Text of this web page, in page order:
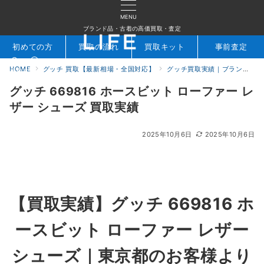
MENU
ブランド品・古着の高価買取・査定
検索 お問合せ
初めての方 買取の流れ 買取キット 事前査定
HOME グッチ 買取【最新相場・全国対応】 グッチ買取実績｜ブランド専門店LIFE
グッチ 669816 ホースビット ローファー レ
ザー シューズ 買取実績
2025年10月6日 2025年10月6日
【買取実績】 グッチ 669816 ホ
ースビット ローファー レザー
シューズ｜東京都のお客様より